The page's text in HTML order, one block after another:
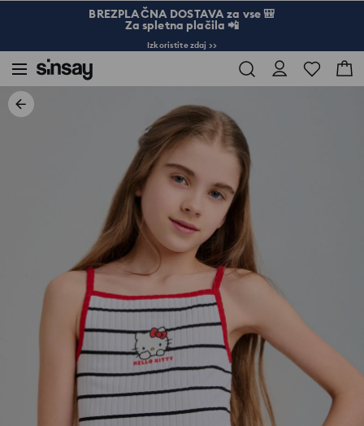
BREZPLAČNA DOSTAVA za vse 🎒
Za spletna plačila 📲
Izkoristite zdaj >>